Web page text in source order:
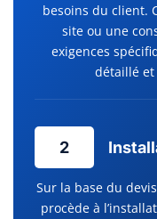
besoins du client.
site ou une
exigences
détaillé
2
Sur la base du
procède à